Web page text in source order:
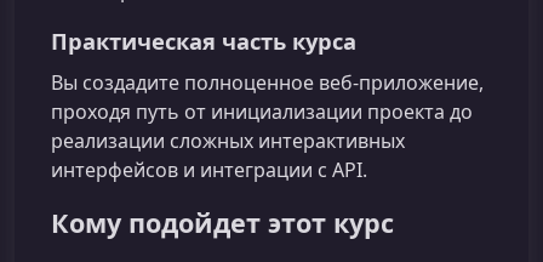
Практическая часть курса
Вы создадите полноценное веб‑приложение,
проходя путь от инициализации проекта до
реализации сложных интерактивных
интерфейсов и интеграции с API.
Кому подойдет этот курс